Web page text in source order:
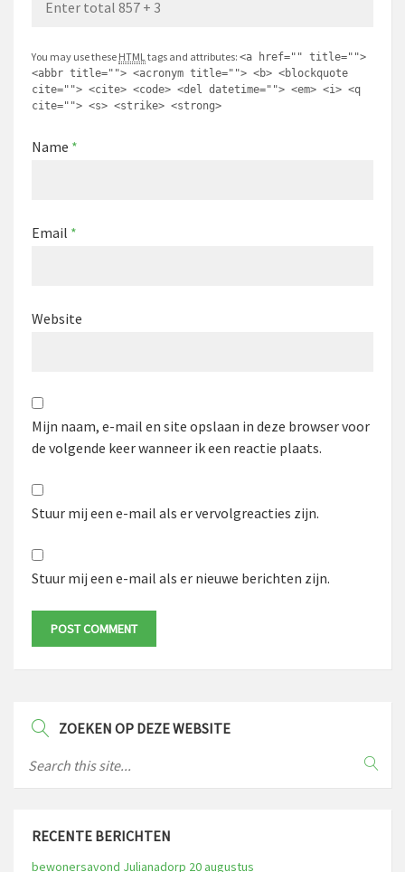
You may use these HTML tags and attributes: <a href="" title="">
<abbr title=""> <acronym title=""> <b> <blockquote
cite=""> <cite> <code> <del datetime=""> <em> <i> <q
cite=""> <s> <strike> <strong>
Name *
Email *
Website
Mijn naam, e-mail en site opslaan in deze browser voor
de volgende keer wanneer ik een reactie plaats.
Stuur mij een e-mail als er vervolgreacties zijn.
Stuur mij een e-mail als er nieuwe berichten zijn.
ZOEKEN OP DEZE WEBSITE
RECENTE BERICHTEN
bewonersavond Julianadorp 20 augustus